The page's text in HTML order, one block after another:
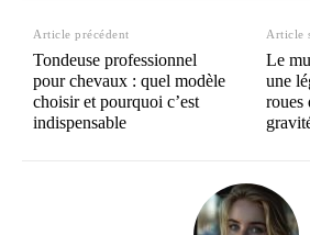
Article précédent
Tondeuse professionnel
pour chevaux : quel modèle
choisir et pourquoi c’est
indispensable
Article
Le
une
roues